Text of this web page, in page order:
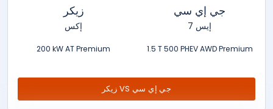
زيكر
إكس
200 kW AT Premium
جي إي سي
إيس 7
1.5 T 500 PHEV AWD Premium
زيكر VS جي إي سي